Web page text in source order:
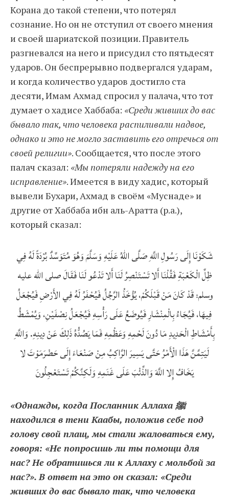
Корана до такой степени, что потерял
сознание. Но он не отступил от своего мнения
и своей шариатской позиции. Правитель
разгневался на него и присудил сто пятьдесят
ударов. Он беспрерывно подвергался ударам,
и когда количество ударов достигло ста
десяти, Имам Ахмад спросил у палача, что тот
думает о хадисе Хаббаба: «Среди живших до вас
бывало так, что человека распиливали надвое,
однако и это не могло заставить его отречься от
своей религии». Сообщается, что после этого
палач сказал: «Мы потеряли надежду на его
исправление». Имеется в виду хадис, который
вывели Бухари, Ахмад в своём «Муснаде» и
другие от Хаббаба ибн аль-Аратта (р.а.),
который сказал:
شَكَوْنَا إِلَى رَسُولِ اللَّهِ صَلَّى اللهُ عَلَيْهِ وَسَلَّمَ وَهُوَ مُتَوَسِّدٌ بُرْدَةً لَهُ فِي
ظِلِّ الْكَعْبَةِ فَقُلْنَا أَلا تَسْتَنْصِرُ لَنَا أَلا تَدْعُو لَنَا فَقَالَ صلى الله عليه
وسلم: قَدْ كَانَ مَنْ قَبْلَكُمْ، يُؤْخَذُ الرَّجُلُ فَيُحْفَرُ لَهُ فِي الأَرْضِ فَيُجْعَلُ
فِيهَا، فَيُجَاءُ بِالْمِنْشَارِ فَيُوضَعُ عَلَى رَأْسِهِ فَيُجْعَلُ نِصْفَيْنِ، وَيُمْشَطُ
بِأَمْشَاطِ الْحَدِيدِ مَا دُونَ لَحْمِهِ وَعَظْمِهِ فَمَا يَصُدُّهُ ذَلِكَ عَنْ دِينِهِ. وَاللَّهِ
لَيَتِمَّنَّ هَذَا الْأَمْرُ حَتَّى يَسِيرَ الرَّاكِبُ مِنْ صَنْعَاءَ إِلَى حَضْرَمَوْتَ لا
يَخَافُ إِلا اللَّهَ وَالذِّئْبَ عَلَى غَنَمِهِ وَلَكِنَّكُمْ تَسْتَعْجِلُونَ
«Однажды, когда Посланник Аллаха ﷺ
находился в тени Каабы, положив себе под
голову свой плащ, мы стали жаловаться ему,
говоря: «Не попросишь ли ты помощи для
нас? Не обратишься ли к Аллаху с мольбой за
нас?». В ответ на это он сказал: «Среди
живших до вас бывало так, что человека